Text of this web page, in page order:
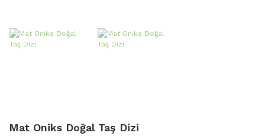
Mat Oniks Doğal Taş Dizi